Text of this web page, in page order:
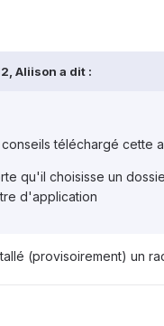
Aliison a dit :
téléchargé cette
qu'il choisisse un
d'application
(provisoirement) un